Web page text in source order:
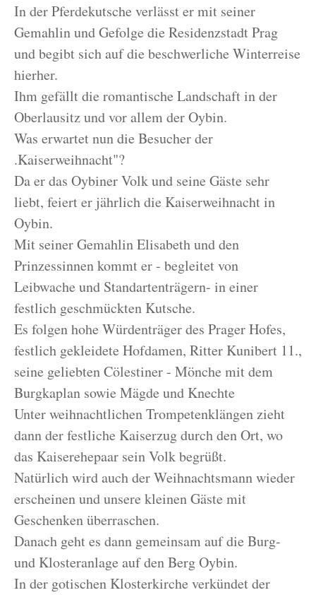
In der Pferdekutsche verlässt er mit seiner
Gemahlin und Gefolge die Residenzstadt Prag
und begibt sich auf die beschwerliche Winterreise
hierher.
Ihm gefällt die romantische Landschaft in der
Oberlausitz und vor allem der Oybin.
Was erwartet nun die Besucher der
.Kaiserweihnacht"?
Da er das Oybiner Volk und seine Gäste sehr
liebt, feiert er jährlich die Kaiserweihnacht in
Oybin.
Mit seiner Gemahlin Elisabeth und den
Prinzessinnen kommt er - begleitet von
Leibwache und Standartenträgern- in einer
festlich geschmückten Kutsche.
Es folgen hohe Würdenträger des Prager Hofes,
festlich gekleidete Hofdamen, Ritter Kunibert 11.,
seine geliebten Cölestiner - Mönche mit dem
Burgkaplan sowie Mägde und Knechte
Unter weihnachtlichen Trompetenklängen zieht
dann der festliche Kaiserzug durch den Ort, wo
das Kaiserehepaar sein Volk begrüßt.
Natürlich wird auch der Weihnachtsmann wieder
erscheinen und unsere kleinen Gäste mit
Geschenken überraschen.
Danach geht es dann gemeinsam auf die Burg-
und Klosteranlage auf den Berg Oybin.
In der gotischen Klosterkirche verkündet der